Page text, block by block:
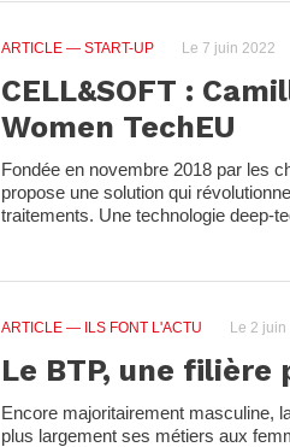
ARTICLE — START-UP Le 7 juin 2022
CELL&SOFT :
Women TechEU
Fondée en novembre 2018 par les
propose une solution qui
traitements. Une technologie deep-
ARTICLE — ILS FONT L'ACTU Le 2 juin
Le BTP, une filière
Encore majoritairement masculine,
plus largement ses métiers aux